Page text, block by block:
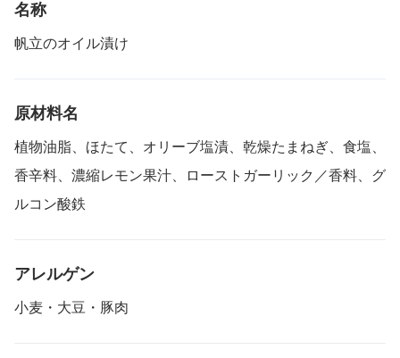
名称
帆立のオイル漬け
原材料名
植物油脂、ほたて、オリーブ塩漬、乾燥たまねぎ、食塩、
香辛料、濃縮レモン果汁、ローストガーリック／香料、グ
ルコン酸鉄
アレルゲン
小麦・大豆・豚肉